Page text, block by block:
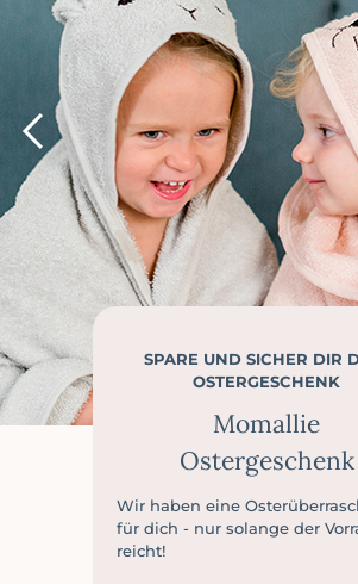
SPARE UND SICHER DIR
OSTERGESCHENK
Momallie
Ostergeschenk
Wir haben eine
für dich - nur solange der
reicht!